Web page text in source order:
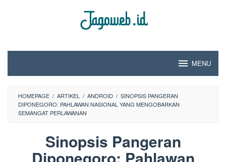
MENU
HOMEPAGE / ARTIKEL / ANDROID / SINOPSIS PANGERAN
DIPONEGORO: PAHLAWAN NASIONAL YANG MENGOBARKAN
SEMANGAT PERLAWANAN
Sinopsis Pangeran